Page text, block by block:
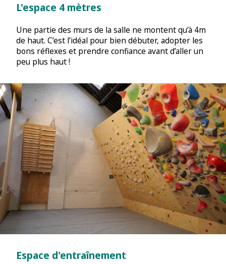
L'espace 4 mètres
Une partie des murs de la salle ne montent qu’à 4m
de haut. C’est l’idéal pour bien débuter, adopter les
bons réflexes et prendre confiance avant d’aller un
peu plus haut !
Espace d'entraînement